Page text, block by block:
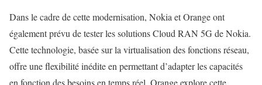
Dans le cadre de cette modernisation, Nokia et Orange ont
également prévu de tester les solutions Cloud RAN 5G de Nokia.
Cette technologie, basée sur la virtualisation des fonctions réseau,
offre une flexibilité inédite en permettant d’adapter les capacités